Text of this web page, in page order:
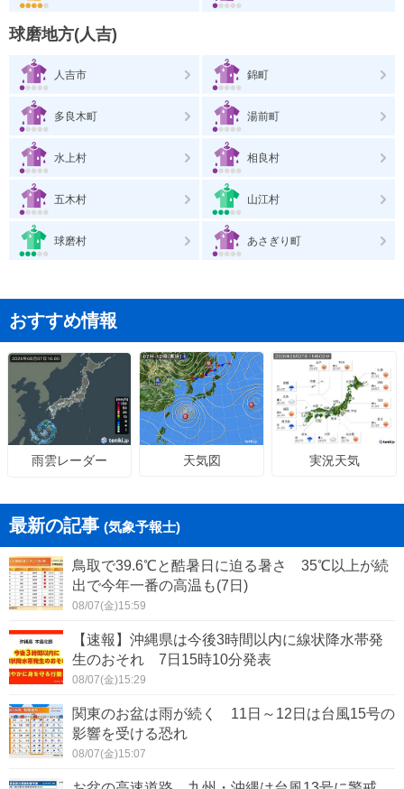
球磨地方(人吉)
人吉市 錦町
多良木町 湯前町
水上村 相良村
五木村 山江村
球磨村 あさぎり町
おすすめ情報
雨雲レーダー 天気図 実況天気
最新の記事 (気象予報士)
鳥取で39.6℃と酷暑日に迫る暑さ 35℃以上が続
出で今年一番の高温も(7日)
08/07(金)15:59
【速報】沖縄県は今後3時間以内に線状降水帯発
生のおそれ 7日15時10分発表
08/07(金)15:29
関東のお盆は雨が続く 11日～12日は台風15号の
影響を受ける恐れ
08/07(金)15:07